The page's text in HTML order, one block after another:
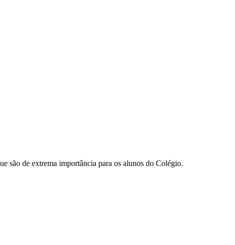
são de extrema importância para os alunos do Colégio.